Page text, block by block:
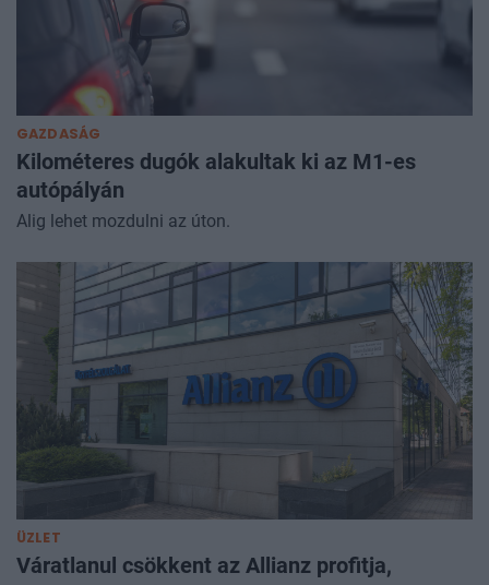
GAZDASÁG
Kilométeres dugók alakultak ki az M1-es
autópályán
Alig lehet mozdulni az úton.
ÜZLET
Váratlanul csökkent az Allianz profitja,